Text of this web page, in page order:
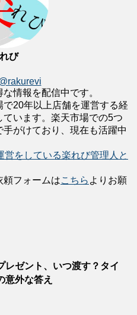
び
情報を配信中です。
20年以上店舗を運営する経
います。楽天市場での5つ
がけており、現在も活躍中
営をしている楽れび管理人と
頼フォームはこちら よりお願
レゼント、いつ渡す？タイ
意外な答え